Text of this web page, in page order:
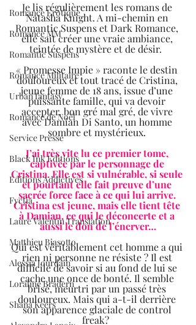
Romance Erotique
Romance MM
Romantic Suspens
Romance Militaire
Urban fantasy
Romance de Noël
Service Presse
Black Ink Editions
Editions Addictives
Fyctia
Laure Valentin Translation
Matthieu Biasotto
Alessia Jourdain
Loraline Bradern
Shana Keers
Je lis régulièrement les romans de
Natasha Knight. A mi-chemin en
Romantic Suspens et Dark Romance,
elle sait créer une vraie ambiance,
teintée de mystère et de désir.
« Promesse Impie » raconte le destin
douloureux et tout tracé de Cristina,
jeune femme de 18 ans, issue d’une
puissante famille, qui va devoir
accepter, bon gré mal gré, de vivre
avec Damian Di Santo, un homme
sombre et mystérieux.
J’ai très vite lu ce premier tome,
captivée par le personnage de
Cristina. Elle est si vulnérable, si seule
et pourtant elle fait preuve d’une
sacrée force face à ce qui lui arrive.
Cristina est jeune, mais elle tient tête
à Damian, ce qui le déconcerte et a
aussi le don de l’énerver…
Qui est véritablement cet homme a qui
rien ni personne ne résiste ? Il est
difficile de savoir si au fond de lui se
cache une once de bonté. Il semble
brisé, meurtri par un passé très
douloureux. Mais qui a-t-il derrière
son apparence glaciale de control
freak?